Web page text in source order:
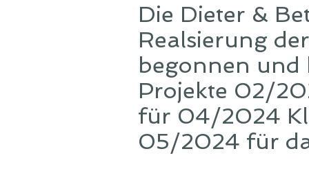
Die Dieter &
Realsierung
begonnen
Projekte 02/
für 04/2024
05/2024 für